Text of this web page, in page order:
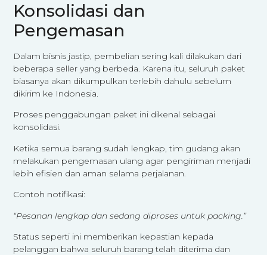
Konsolidasi dan
Pengemasan
Dalam bisnis jastip, pembelian sering kali dilakukan dari
beberapa seller yang berbeda. Karena itu, seluruh paket
biasanya akan dikumpulkan terlebih dahulu sebelum
dikirim ke Indonesia.
Proses penggabungan paket ini dikenal sebagai
konsolidasi.
Ketika semua barang sudah lengkap, tim gudang akan
melakukan pengemasan ulang agar pengiriman menjadi
lebih efisien dan aman selama perjalanan.
Contoh notifikasi:
“Pesanan lengkap dan sedang diproses untuk packing.”
Status seperti ini memberikan kepastian kepada
pelanggan bahwa seluruh barang telah diterima dan